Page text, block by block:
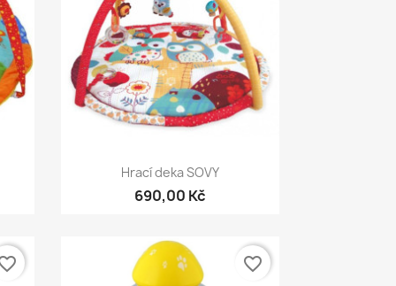
Rychlý náhled
Hrací deka SOVY
690,00 Kč
favorite_border